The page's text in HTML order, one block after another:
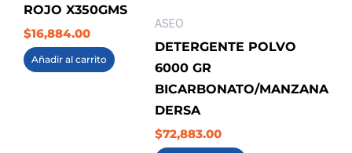
ROJO X350GMS
$16,884.00
Añadir al carrito
ASEO
DETERGENTE POLVO
6000 GR
BICARBONATO/MANZANA
DERSA
$72,883.00